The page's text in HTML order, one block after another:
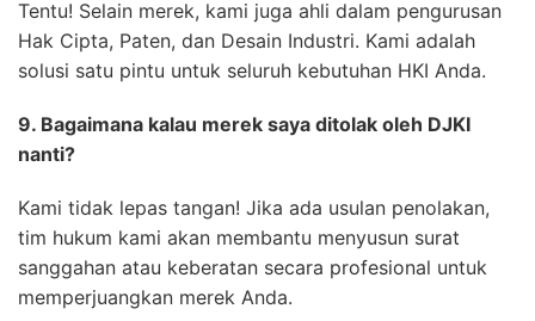
Tentu! Selain merek, kami juga ahli dalam pengurusan
Hak Cipta, Paten, dan Desain Industri. Kami adalah
solusi satu pintu untuk seluruh kebutuhan HKI Anda.
9. Bagaimana kalau merek saya ditolak oleh DJKI
nanti?
Kami tidak lepas tangan! Jika ada usulan penolakan,
tim hukum kami akan membantu menyusun surat
sanggahan atau keberatan secara profesional untuk
memperjuangkan merek Anda.